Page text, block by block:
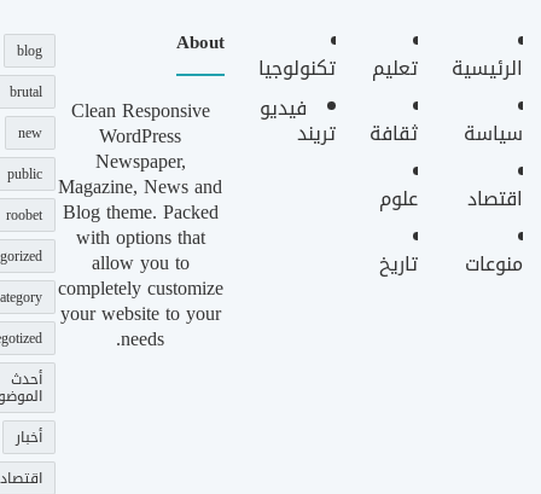
الرئيسية
سياسة
اقتصاد
منوعات
تعليم
ثقافة
علوم
تاريخ
تكنولوجيا
فيديو
تريند
About
Clean Responsive
WordPress
Newspaper,
Magazine, News and
Blog theme. Packed
with options that
allow you to
completely customize
your website to your
needs.
blog
brutal
new
public
roobet
أحدث
أخبار
اقتصاد